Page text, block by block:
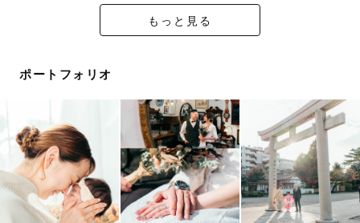
海崖山、自然が大好き。絶景を求めてどこへでも行くゆる
っとした富山県民です！
好きな動物はアザラシ。
もっと見る
ポートフォリオ